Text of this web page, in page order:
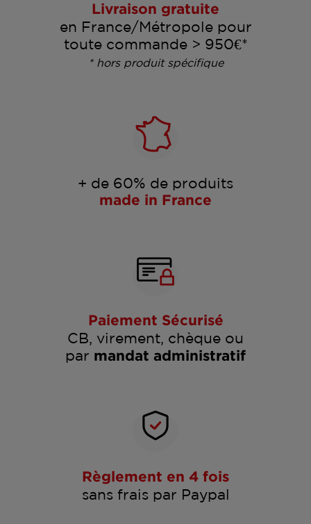
Livraison gratuite
en France/Métropole pour
toute commande > 950€*
* hors produit spécifique
+ de 60% de produits
made in France
Paiement Sécurisé
CB, virement, chèque ou
par mandat administratif
Règlement en 4 fois
sans frais par Paypal